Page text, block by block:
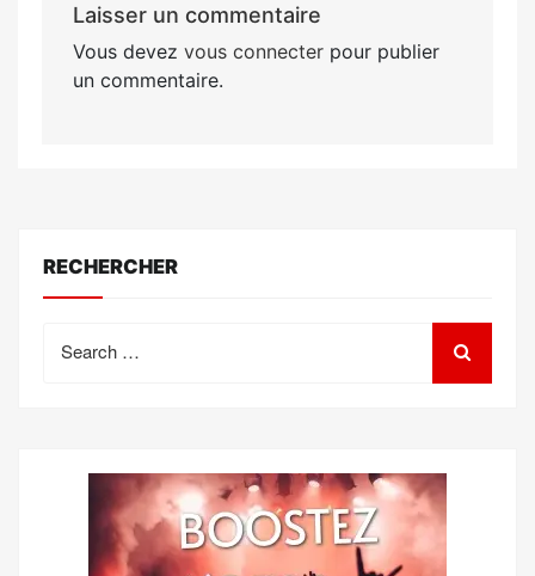
Laisser un commentaire
Vous devez vous connecterpour publier
un commentaire.
RECHERCHER
for: